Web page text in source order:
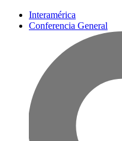
Interamérica
Conferencia General